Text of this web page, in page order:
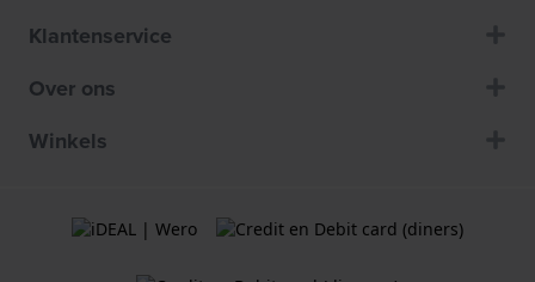
Klantenservice
Over ons
Winkels